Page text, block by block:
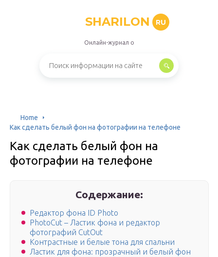
SHARILON RU
Онлайн-журнал о
Home
Как сделать белый фон на фотографии на телефоне
Как сделать белый фон на
фотографии на телефоне
Содержание:
Редактор фона ID Photo
PhotoCut – Ластик фона и редактор
фотографий CutOut
Контрастные и белые тона для спальни
Ластик для фона: прозрачный и белый фон